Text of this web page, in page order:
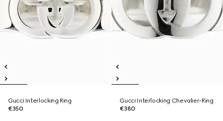
Gucci Interlocking Ring
€350
Gucci Interlocking Chevalier-Ring
€380